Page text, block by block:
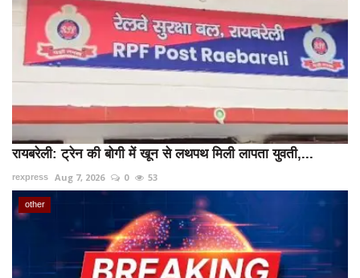
रायबरेली: ट्रेन की बोगी में खून से लथपथ मिली लापता युवती,...
rexpress Aug 7, 2026 0 53
other